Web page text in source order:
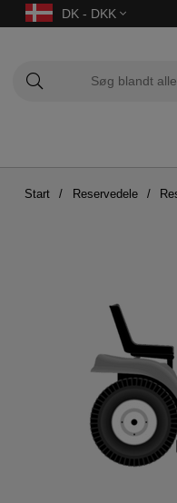
DK - DKK
Start Reservedele